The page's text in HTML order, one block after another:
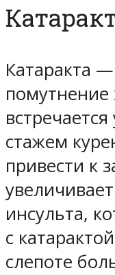
Катаракта
стажем
привести к
инсульта,
с
слепоте